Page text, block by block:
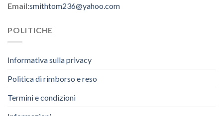
Email:smithtom236@yahoo.com
POLITICHE
Informativa sulla privacy
Politica di rimborso e reso
Termini e condizioni